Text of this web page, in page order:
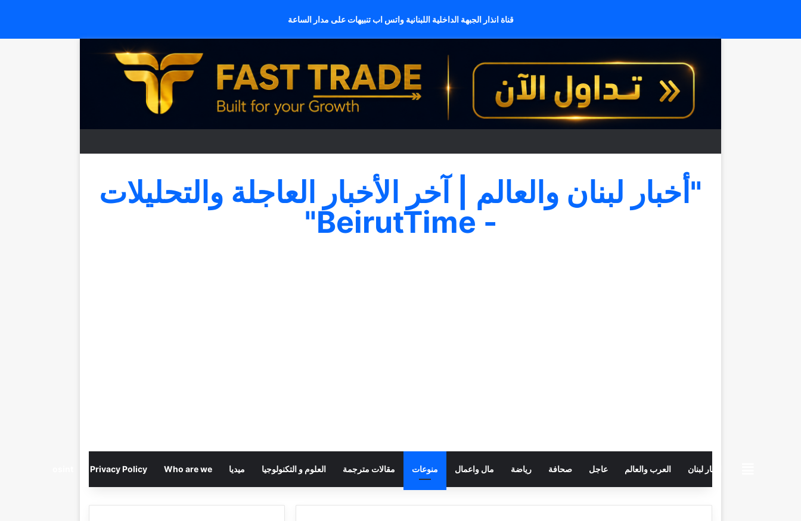
قناة انذار الجبهة الداخلية اللبنانية واتس اب تنبيهات على مدار الساعة
"أخبار لبنان والعالم | آخر الأخبار العاجلة والتحليلات
- BeirutTime"
beiruttime
اخبار لبنان العرب والعالم عاجل صحافة رياضة مال واعمال منوعات مقالات مترجمة العلوم و التكنولوجيا ميديا Who are we
Privacy Policy